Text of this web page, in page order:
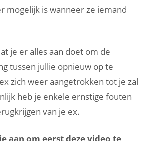
mogelijk is wanneer ze iemand
je er alles aan doet om de
tussen jullie opnieuw op te
zich weer aangetrokken tot je zal
heb je enkele ernstige fouten
van je ex.
aan om eerst deze video te